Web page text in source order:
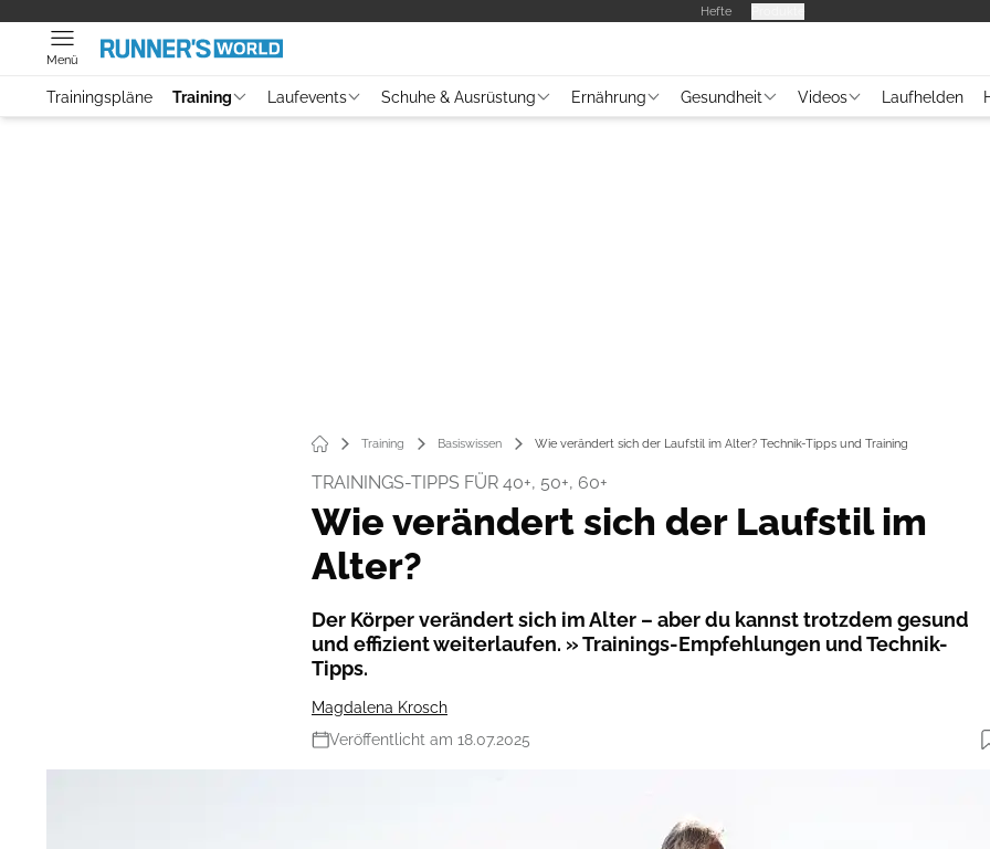
Hefte
Menü
Trainingspläne Training Laufevents Schuhe & Ausrüstung Ernährung Gesundheit Videos Laufhelden
Training Basiswissen Wie verändert sich der Laufstil im Alter? Technik-Tipps und Training
TRAININGS-TIPPS FÜR 40+, 50+, 60+
Wie verändert sich der Laufstil im
Alter?
Der Körper verändert sich im Alter – aber du kannst trotzdem gesund
und effizient weiterlaufen. » Trainings-Empfehlungen und Technik-
Tipps.
Magdalena Krosch
Veröffentlicht am 18.07.2025